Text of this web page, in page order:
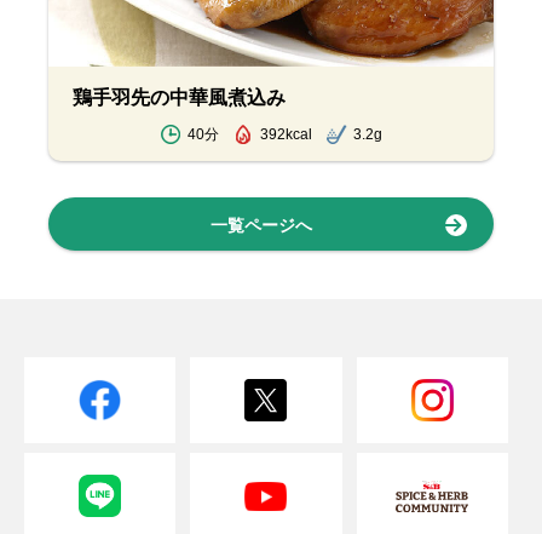
鶏手羽先の中華風煮込み
40分 392kcal 3.2g
一覧ページへ